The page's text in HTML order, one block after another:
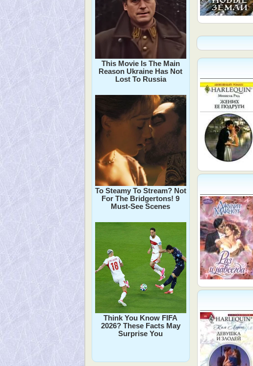
This Movie Is The Main
Reason Ukraine Has Not
Lost To Russia
To Steamy To Stream? Not
For The Bridgertons! 9
Must-See Scenes
Think You Know FIFA
2026? These Facts May
Surprise You